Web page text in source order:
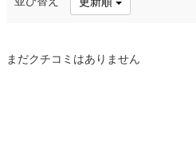
まだクチコミはありません